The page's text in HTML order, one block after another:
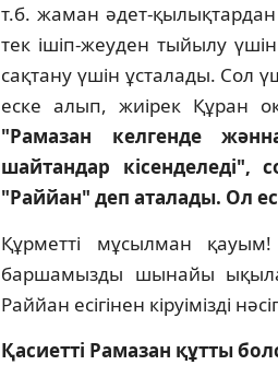
т.б. жаман әдет-
тек iшiп-жеуден тыйылу үшiн
сақтану үшiн ұсталады. Сол
еске алып, жиiрек Құран
"Рамазан келгенде
шайтандар
"Раййан" деп аталады. Ол
Құрметтi мұсылман
баршамызды шынайы
Раййан есiгiнен кiруiмiздi
Қасиеттi Рамазан құтты